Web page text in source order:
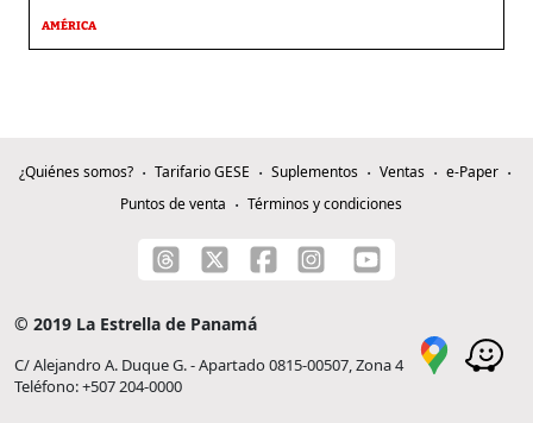
AMÉRICA
¿Quiénes somos? Tarifario GESE Suplementos Ventas
e-Paper
Puntos de venta
Términos y condiciones
© 2019 La Estrella de Panamá
C/ Alejandro A. Duque G. - Apartado 0815-00507, Zona 4
Teléfono: +507 204-0000